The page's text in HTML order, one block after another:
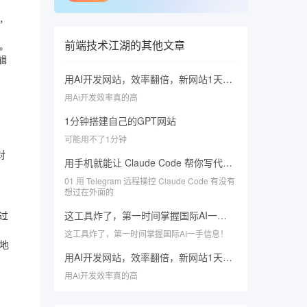
前端技术江湖的其他文章
用AI开发网站，效率翻倍，新网站1天就搞定！
用Ai开发效率真的高
1分钟搭建自己的GPT网站
可能用不了1分钟
用手机就能让 Claude Code 帮你写代码、改 bug？
01 用 Telegram 远程操控 Claude Code 有没有
想过在外面的
这工具炸了，第一时间掌握国际AI一手信息！
这工具炸了，第一时间掌握国际AI一手信息！
用AI开发网站，效率翻倍，新网站1天就搞定！
用Ai开发效率真的高